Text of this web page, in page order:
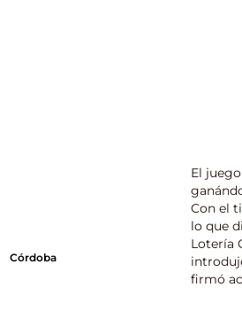
Córdoba
El
Con el
lo que
Lotería
firmó